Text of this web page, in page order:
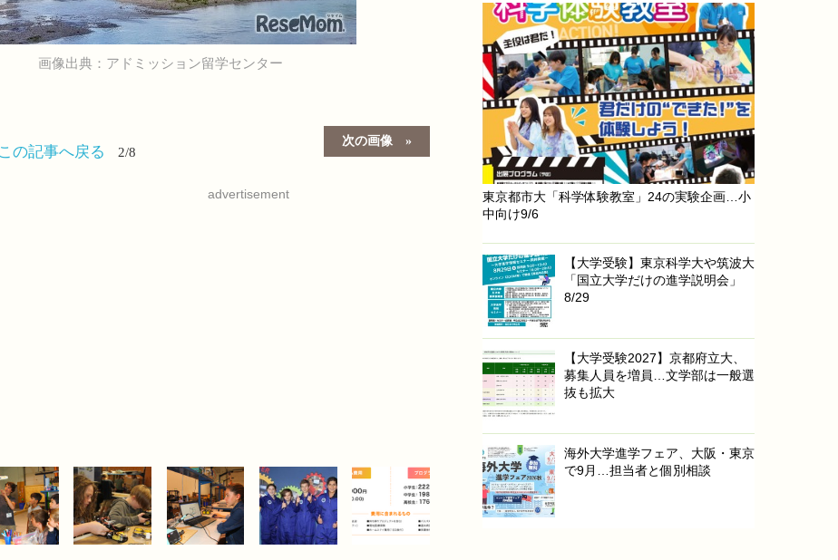
画像出典：アドミッション留学センター
次の画像
この記事へ戻る 2/8
advertisement
東京都市大「科学体験教室」24の実験企画…小
中向け9/6
【大学受験】東京科学大や筑波大
「国立大学だけの進学説明会」
8/29
【大学受験2027】京都府立大、
募集人員を増員…文学部は一般選
抜も拡大
海外大学進学フェア、大阪・東京
で9月…担当者と個別相談